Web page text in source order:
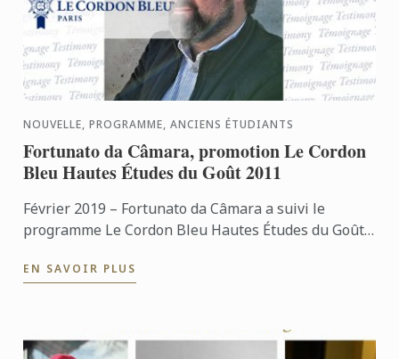
NOUVELLE, PROGRAMME, ANCIENS ÉTUDIANTS
Fortunato da Câmara, promotion Le Cordon
Bleu Hautes Études du Goût 2011
Février 2019 – Fortunato da Câmara a suivi le
programme Le Cordon Bleu Hautes Études du Goût
et sur ce que ...
EN SAVOIR PLUS